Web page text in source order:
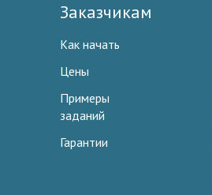
Заказчикам
Как начать
Цены
Примеры
заданий
Гарантии